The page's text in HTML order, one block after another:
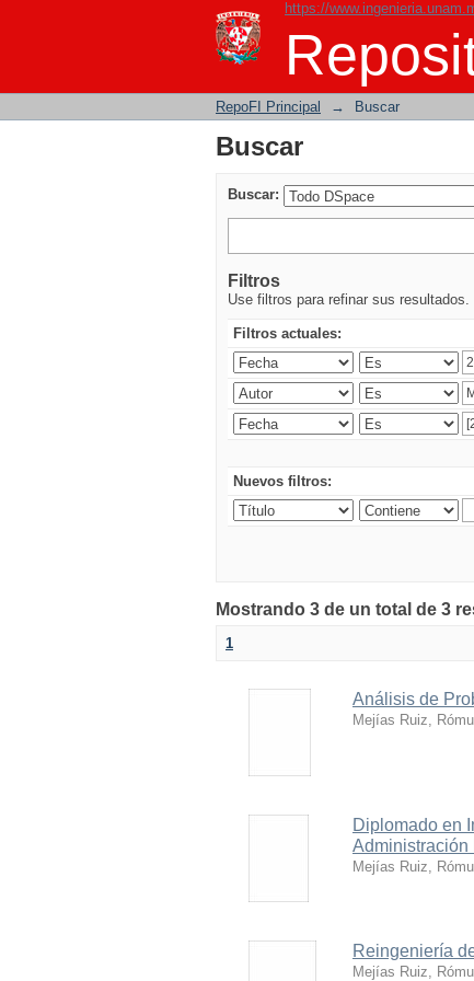
https://
Buscar
RepoFI Principal → Buscar
Buscar
Buscar:
Filtros
Use filtros para refinar sus resultados.
Filtros actuales:
Nuevos filtros:
Mostrando 3 de un total de 3
1
Análisis de
Mejías Ruiz,
Diplomado en
Administración
Mejías Ruiz,
Reingeniería
Mejías Ruiz,